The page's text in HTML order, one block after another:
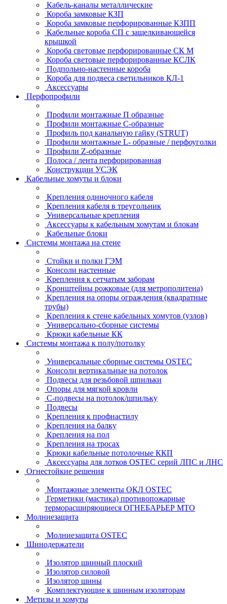
Кабель-каналы металлические
Короба замковые КЗП
Короба замковые перфорированные КЗПП
Кабельные короба СП с защелкивающейся
крышкой
Короба световые перфорированные СК М
Короба световые перфорированные КСЛК
Подпольно-настенные короба
Короба для подвеса светильников КЛ-1
Аксессуары
Перфопрофили
Профили монтажные П образные
Профили монтажные C-образные
Профиль под канальную гайку (STRUT)
Профили монтажные L- образные / перфоуголки
Профили Z-образные
Полоса / лента перфорированная
Конструкции УСЭК
Кабельные хомуты и блоки
Крепления одиночного кабеля
Крепления кабеля в треугольник
Универсальные крепления
Аксессуары к кабельным хомутам и блокам
Кабельные блоки
Системы монтажа на стене
Стойки и полки ГЭМ
Консоли настенные
Крепления к сетчатым заборам
Кронштейны рожковые (для метрополитена)
Крепления на опоры ограждения (квадратные
трубы)
Крепления к стене кабельных хомутов (узлов)
Универсально-сборные системы
Крюки кабельные КК
Системы монтажа к полу/потолку
Универсальные сборные системы OSTEC
Консоли вертикальные на потолок
Подвесы для резьбовой шпильки
Опоры для мягкой кровли
С-подвесы на потолок/шпильку
Подвесы
Крепления к профнастилу
Крепления на балку
Крепления на пол
Крепления на тросах
Крюки кабельные потолочные ККП
Аксессуары для лотков OSTEC серий ЛПС и ЛНС
Огнестойкие решения
Монтажные элементы ОКЛ OSTEC
Герметики (мастика) противопожарные
терморасширяющиеся ОГНЕБАРЬЕР МТО
Молниезащита
Молниезащита OSTEC
Шинодержатели
Изолятор шинный плоский
Изолятор силовой
Изолятор шины
Комплектующие к шинным изоляторам
Метизы и хомуты